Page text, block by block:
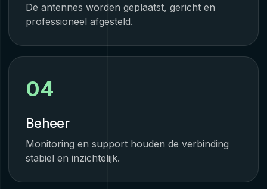
De antennes worden geplaatst, gericht en
professioneel afgesteld.
04
Beheer
Monitoring en support houden de verbinding
stabiel en inzichtelijk.